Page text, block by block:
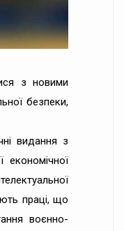
з новими
безпеки,
видання з
економічної
праці, що
воєнно-